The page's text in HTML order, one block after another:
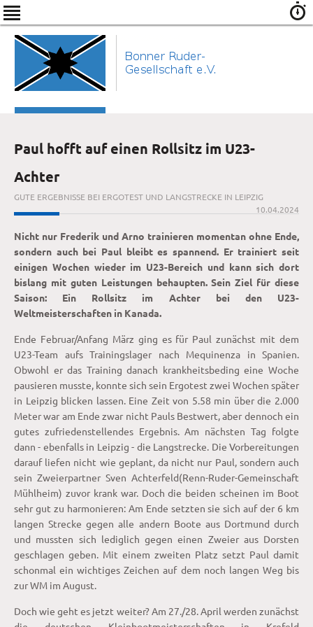
Paul hofft auf einen Rollsitz im U23-
Achter
GUTE ERGEBNISSE BEI ERGOTEST UND LANGSTRECKE IN LEIPZIG
10.04.2024
Nicht nur Frederik und Arno trainieren momentan ohne Ende,
sondern auch bei Paul bleibt es spannend. Er trainiert seit
einigen Wochen wieder im U23-Bereich und kann sich dort
bislang mit guten Leistungen behaupten. Sein Ziel für diese
Saison: Ein Rollsitz im Achter bei den U23-
Weltmeisterschaften in Kanada.
Ende Februar/Anfang März ging es für Paul zunächst mit dem
U23-Team aufs Trainingslager nach Mequinenza in Spanien.
Obwohl er das Training danach krankheitsbeding eine Woche
pausieren musste, konnte sich sein Ergotest zwei Wochen später
in Leipzig blicken lassen. Eine Zeit von 5.58 min über die 2.000
Meter war am Ende zwar nicht Pauls Bestwert, aber dennoch ein
gutes zufriedenstellendes Ergebnis. Am nächsten Tag folgte
dann - ebenfalls in Leipzig - die Langstrecke. Die Vorbereitungen
darauf liefen nicht wie geplant, da nicht nur Paul, sondern auch
sein Zweierpartner Sven Achterfeld(Renn-Ruder-Gemeinschaft
Mühlheim) zuvor krank war. Doch die beiden scheinen im Boot
sehr gut zu harmonieren: Am Ende setzten sie sich auf der 6 km
langen Strecke gegen alle andern Boote aus Dortmund durch
und mussten sich lediglich gegen einen Zweier aus Dorsten
geschlagen geben. Mit einem zweiten Platz setzt Paul damit
schonmal ein wichtiges Zeichen auf dem noch langen Weg bis
zur WM im August.
Doch wie geht es jetzt weiter? Am 27./28. April werden zunächst